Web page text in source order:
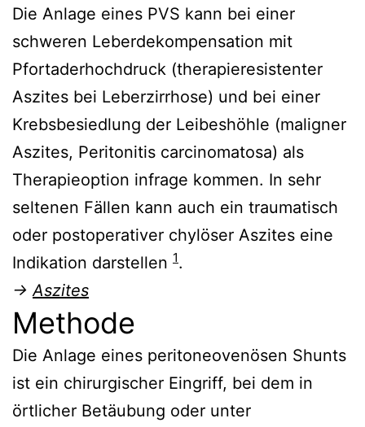
Die Anlage eines PVS kann bei einer
schweren Leberdekompensation mit
Pfortaderhochdruck (therapieresistenter
Aszites bei Leberzirrhose) und bei einer
Krebsbesiedlung der Leibeshöhle (maligner
Aszites, Peritonitis carcinomatosa) als
Therapieoption infrage kommen. In sehr
seltenen Fällen kann auch ein traumatisch
oder postoperativer chylöser Aszites eine
Indikation darstellen 1.
→ Aszites
Methode
Die Anlage eines peritoneovenösen Shunts
ist ein chirurgischer Eingriff, bei dem in
örtlicher Betäubung oder unter